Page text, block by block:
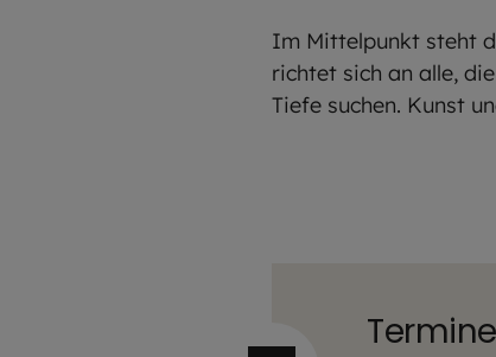
Im Mittelpunkt steht
richtet sich an alle,
Tiefe suchen. Kunst